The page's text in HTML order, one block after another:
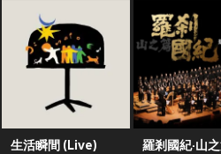
生活瞬間 (Live)